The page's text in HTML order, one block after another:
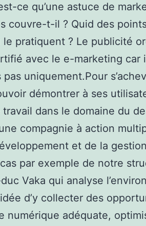
ce qu’une astuce de
couvre-t-il ? Quid des
pratiquent ? Le publicité
avec le e-marketing car
uniquement.Pour
démontrer à ses
dans le domaine du
compagnie à action
et de la
par exemple de notre
Vaka qui analyse
d’y collecter des
numérique adéquate,